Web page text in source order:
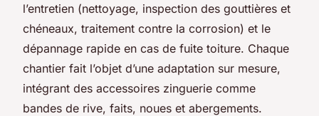
l’entretien (nettoyage, inspection des gouttières et
chéneaux, traitement contre la corrosion) et le
dépannage rapide en cas de fuite toiture. Chaque
chantier fait l’objet d’une adaptation sur mesure,
intégrant des accessoires zinguerie comme
bandes de rive, faits, noues et abergements.